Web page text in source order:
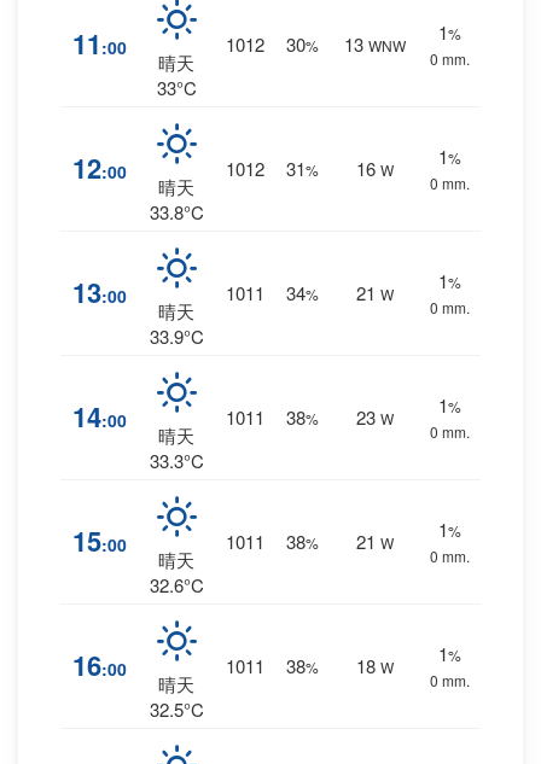
11 :00
晴天
33°C
1012 30% 13 WNW
1%
0 mm.
12:00
晴天
33.8°C
1012 31% 16 W
1%
0 mm.
13:00
晴天
33.9°C
1011 34% 21 W
1%
0 mm.
14:00
晴天
33.3°C
1011 38% 23 W
1%
0 mm.
15:00
晴天
32.6°C
1011 38% 21 W
1%
0 mm.
16:00
晴天
32.5°C
1011 38% 18 W
1%
0 mm.